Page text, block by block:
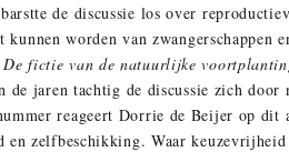
de discussie los over
worden van zwangerschappen
De fictie van de natuurlijke
jaren tachtig de discussie zich door
reageert Dorrie de Beijer op
zelfbeschikking. Waar